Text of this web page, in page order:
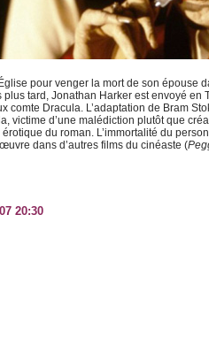
pour venger la mort de son épouse
tard, Jonathan Harker est envoyé en
comte Dracula. L’adaptation de Bram
victime d’une malédiction plutôt que
du roman. L’immortalité du
dans d’autres films du cinéaste (
20:30